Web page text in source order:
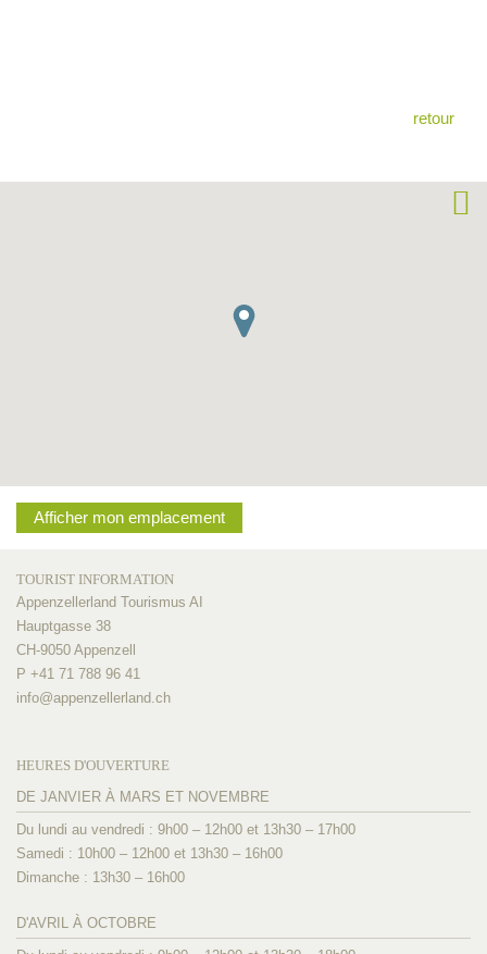
retour
Afficher mon emplacement
TOURIST INFORMATION
Appenzellerland Tourismus AI
Hauptgasse 38
CH-9050 Appenzell
P +41 71 788 96 41
info@appenzellerland.ch
HEURES D'OUVERTURE
DE JANVIER À MARS ET NOVEMBRE
Du lundi au vendredi : 9h00 – 12h00 et 13h30 – 17h00
Samedi : 10h00 – 12h00 et 13h30 – 16h00
Dimanche : 13h30 – 16h00
D'AVRIL À OCTOBRE